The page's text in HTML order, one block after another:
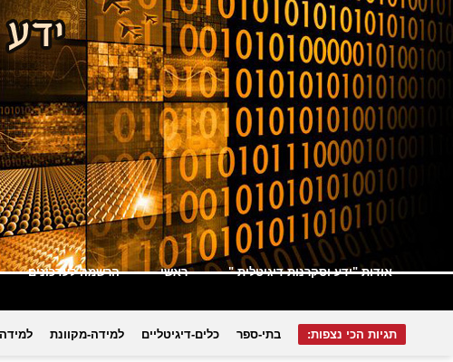
אודות "ידע וסקרנות דיגיטלית " ראשי הרשמה לעדכונים
תגיות הכי נצפות: בתי-ספר כלים-דיגיטליים למידה-מקוונת